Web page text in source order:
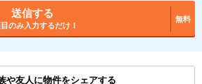
送信する
のみ入力するだけ！
無料
や友人に物件をシェアする